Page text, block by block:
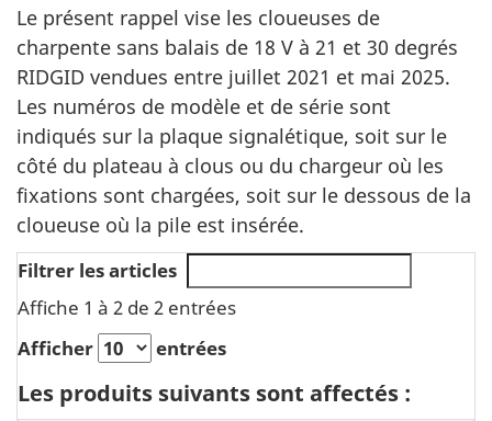
Le présent rappel vise les cloueuses de
charpente sans balais de 18 V à 21 et 30 degrés
RIDGID vendues entre juillet 2021 et mai 2025.
Les numéros de modèle et de série sont
indiqués sur la plaque signalétique, soit sur le
côté du plateau à clous ou du chargeur où les
fixations sont chargées, soit sur le dessous de la
cloueuse où la pile est insérée.
Filtrer les articles
Affiche 1 à 2 de 2 entrées
Afficher
entrées
Les produits suivants sont affectés :